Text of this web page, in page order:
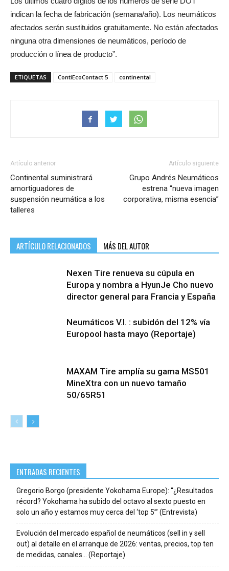
indican la fecha de fabricación (semana/año). Los neumáticos
afectados serán sustituidos gratuitamente. No están afectados
ninguna otra dimensiones de neumáticos, período de
producción o línea de producto”.
ETIQUETAS ContiEcoContact 5 continental
Artículo anterior
Continental suministrará
amortiguadores de
suspensión neumática a los
talleres
Artículo siguiente
Grupo Andrés Neumáticos
estrena “nueva imagen
corporativa, misma esencia”
ARTÍCULO RELACIONADOS MÁS DEL AUTOR
Nexen Tire renueva su cúpula en
Europa y nombra a HyunJe Cho nuevo
director general para Francia y España
Neumáticos V.I. : subidón del 12% vía
Europool hasta mayo (Reportaje)
MAXAM Tire amplía su gama MS501
MineXtra con un nuevo tamaño
50/65R51
ENTRADAS RECIENTES
Gregorio Borgo (presidente Yokohama Europe): “¿Resultados
récord? Yokohama ha subido del octavo al sexto puesto en
solo un año y estamos muy cerca del ‘top 5’” (Entrevista)
Evolución del mercado español de neumáticos (sell in y sell
out) al detalle en el arranque de 2026: ventas, precios, top ten
de medidas, canales… (Reportaje)